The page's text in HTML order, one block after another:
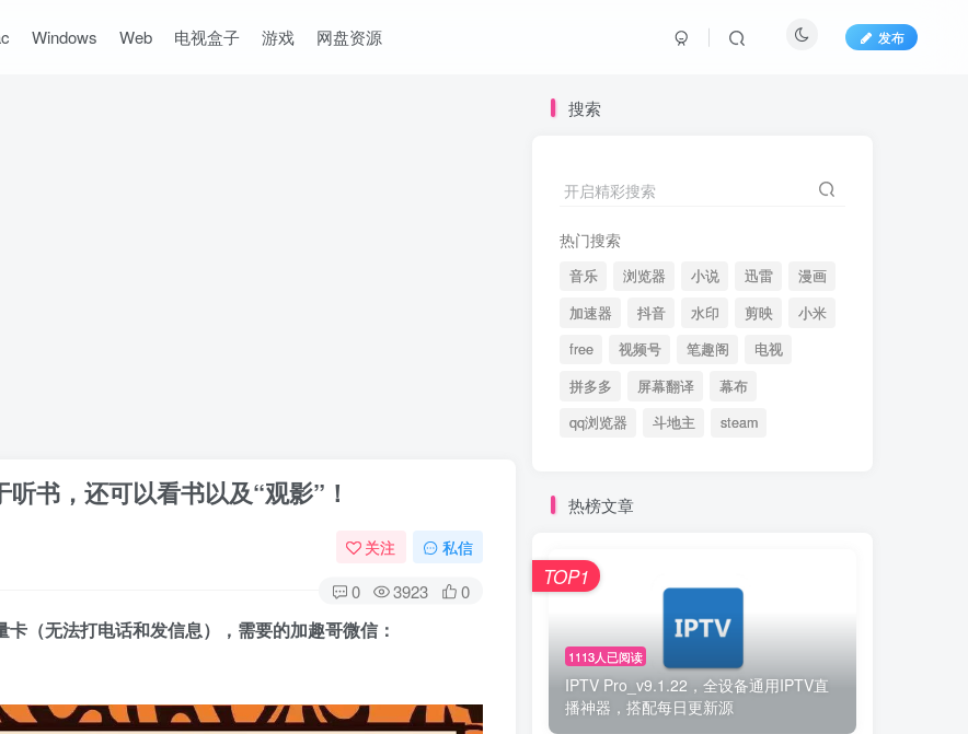
Windows Web 电视盒子 游戏 网盘资源 发布
书，还可以看书以及“观影”！
关注 私信
0 3923 0
（无法打电话和发信息），需要的加趣哥微信：
搜索
开启精彩搜索
热门搜索
音乐 浏览器 小说 迅雷
漫画
加速器
抖音 水印 剪映
小米
free
视频号 笔趣阁
电视
拼多多
屏幕翻译
幕布
qq浏览器
斗地主 steam
热榜文章
1113人已阅读
IPTV Pro_v9.1.22，全设备通用IPTV直
播神器，搭配每日更新源
TOP1